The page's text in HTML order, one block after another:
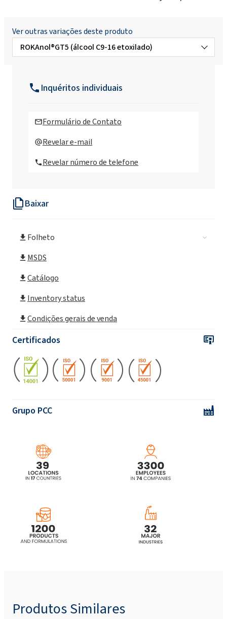
Baixar
Folheto
MSDS
Catálogo
Inventory status
Condições gerais de venda
Certificados
Grupo PCC
Ver outras variações deste produto
ROKAnol®GT5 (álcool C9-16 etoxilado)
ROKAnol®GT3 (álcool C9-16 etoxilado)
ROKAnol®GT7 (álcool C9-16 etoxilado)
ROKAnol®GT8 (álcool C9-16 etoxilado)
ROKAnol®GT9W (álcool C9-16 etoxilado)
Inquéritos individuais
Formulário de Contato
Revelar e-mail
Revelar número de telefone
Produtos Similares